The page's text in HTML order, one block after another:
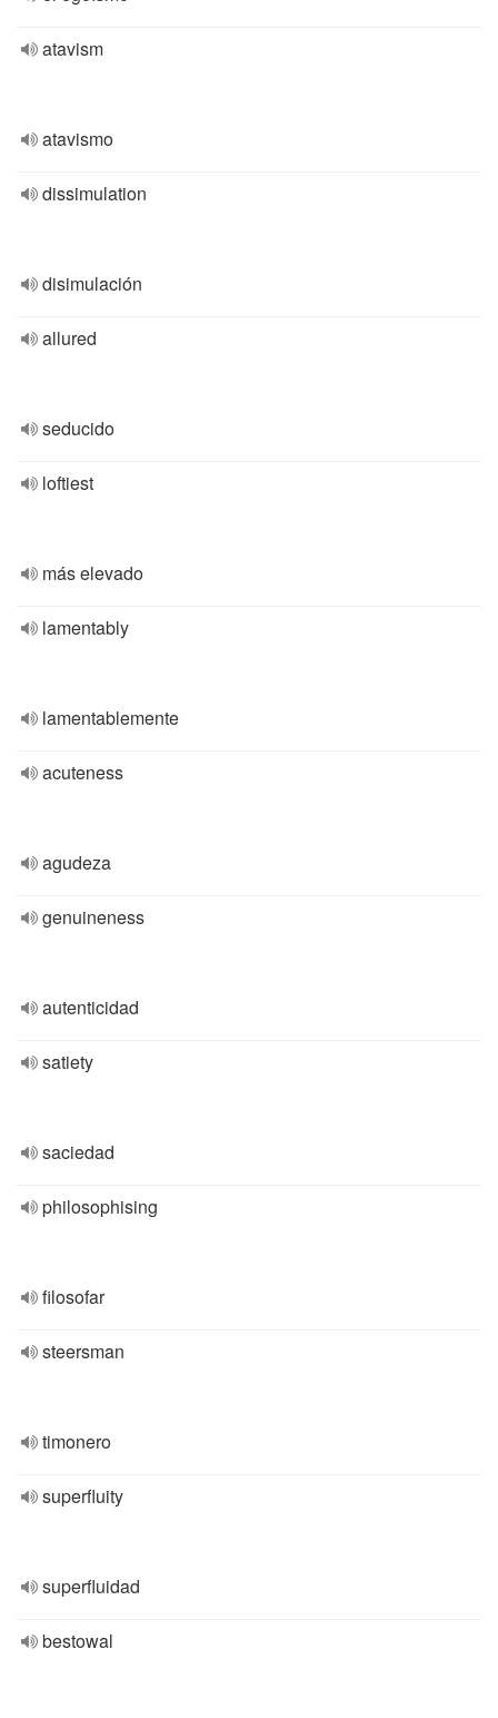
atavism
atavismo
dissimulation
disimulación
allured
seducido
loftiest
más elevado
lamentably
lamentablemente
acuteness
agudeza
genuineness
autenticidad
satiety
saciedad
philosophising
filosofar
steersman
timonero
superfluity
superfluidad
bestowal